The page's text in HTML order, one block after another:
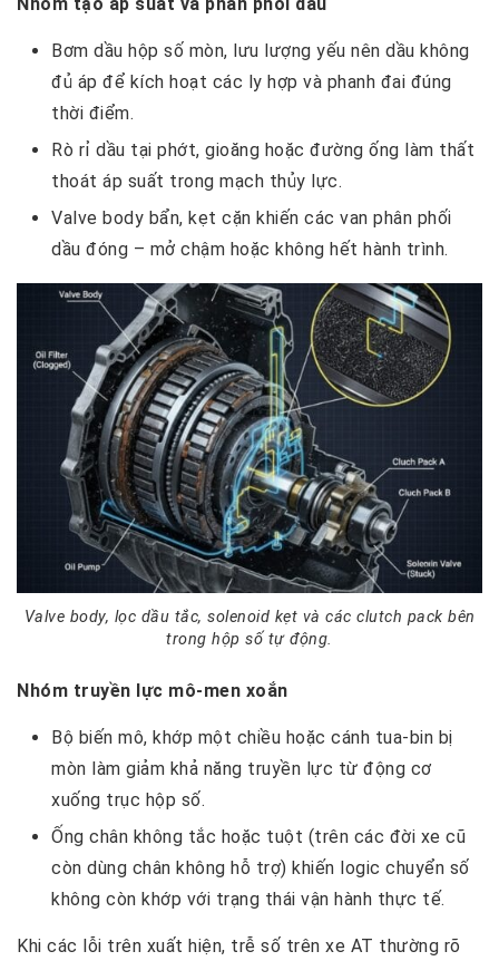
Bơm dầu hộp số mòn, lưu lượng yếu nên dầu không
đủ áp để kích hoạt các ly hợp và phanh đai đúng
thời điểm.
Rò rỉ dầu tại phớt, gioăng hoặc đường ống làm thất
thoát áp suất trong mạch thủy lực.
Valve body bẩn, kẹt cặn khiến các van phân phối
dầu đóng – mở chậm hoặc không hết hành trình.
Valve body, lọc dầu tắc, solenoid kẹt và các clutch pack bên
trong hộp số tự động.
Nhóm truyền lực mô-men xoắn
Bộ biến mô, khớp một chiều hoặc cánh tua-bin bị
mòn làm giảm khả năng truyền lực từ động cơ
xuống trục hộp số.
Ống chân không tắc hoặc tuột (trên các đời xe cũ
còn dùng chân không hỗ trợ) khiến logic chuyển số
không còn khớp với trạng thái vận hành thực tế.
Khi các lỗi trên xuất hiện, trễ số trên xe AT thường rõ